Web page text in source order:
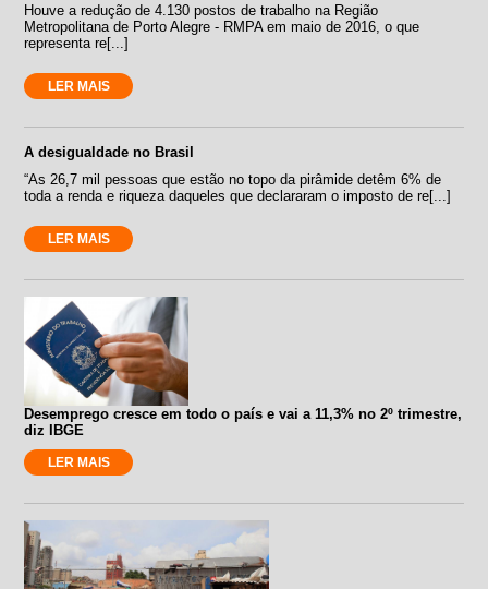
Houve a redução de 4.130 postos de trabalho na Região
Metropolitana de Porto Alegre - RMPA em maio de 2016, o que
representa re[...]
LER MAIS
A desigualdade no Brasil
“As 26,7 mil pessoas que estão no topo da pirâmide detêm 6% de
toda a renda e riqueza daqueles que declararam o imposto de re[...]
LER MAIS
Desemprego cresce em todo o país e vai a 11,3% no 2º trimestre,
diz IBGE
LER MAIS